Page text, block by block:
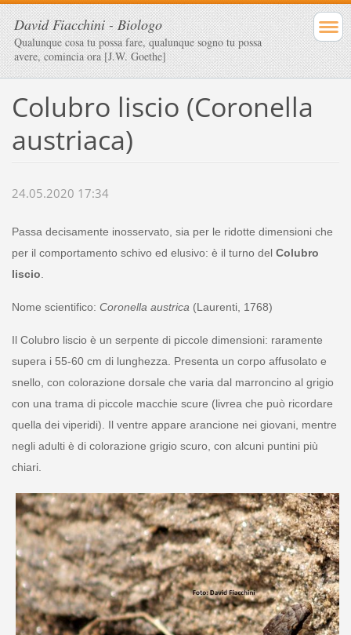
David Fiacchini - Biologo
Qualunque cosa tu possa fare, qualunque sogno tu possa
avere, comincia ora [J.W. Goethe]
Colubro liscio (Coronella
austriaca)
24.05.2020 17:34
Passa decisamente inosservato, sia per le ridotte dimensioni che
per il comportamento schivo ed elusivo: è il turno del Colubro
liscio
Nome scientifico: Coronella austrica (Laurenti, 1768)
Il Colubro liscio è un serpente di piccole dimensioni: raramente
supera i 55-60 cm di lunghezza. Presenta un corpo affusolato e
snello, con colorazione dorsale che varia dal marroncino al grigio
con una trama di piccole macchie scure (livrea che può ricordare
quella dei viperidi). Il ventre appare arancione nei giovani, mentre
negli adulti è di colorazione grigio scuro, con alcuni puntini più
chiari.